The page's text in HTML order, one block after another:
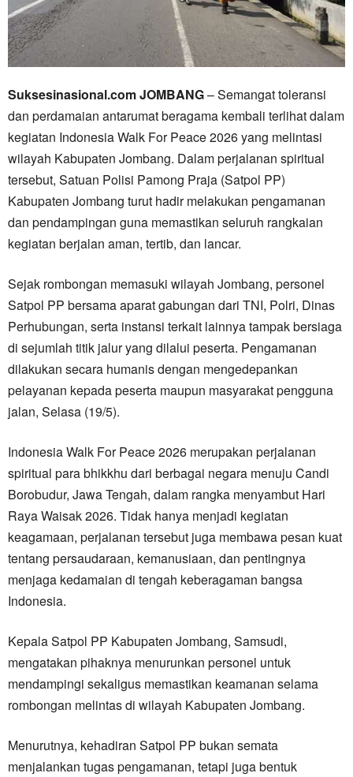
Suksesinasional.com JOMBANG– Semangat toleransi
dan perdamaian antarumat beragama kembali terlihat dalam
kegiatan Indonesia Walk For Peace 2026 yang melintasi
wilayah Kabupaten Jombang. Dalam perjalanan spiritual
tersebut, Satuan Polisi Pamong Praja (Satpol PP)
Kabupaten Jombang turut hadir melakukan pengamanan
dan pendampingan guna memastikan seluruh rangkaian
kegiatan berjalan aman, tertib, dan lancar.
Sejak rombongan memasuki wilayah Jombang, personel
Satpol PP bersama aparat gabungan dari TNI, Polri, Dinas
Perhubungan, serta instansi terkait lainnya tampak bersiaga
di sejumlah titik jalur yang dilalui peserta. Pengamanan
dilakukan secara humanis dengan mengedepankan
pelayanan kepada peserta maupun masyarakat pengguna
jalan, Selasa (19/5).
Indonesia Walk For Peace 2026 merupakan perjalanan
spiritual para bhikkhu dari berbagai negara menuju Candi
Borobudur, Jawa Tengah, dalam rangka menyambut Hari
Raya Waisak 2026. Tidak hanya menjadi kegiatan
keagamaan, perjalanan tersebut juga membawa pesan kuat
tentang persaudaraan, kemanusiaan, dan pentingnya
menjaga kedamaian di tengah keberagaman bangsa
Indonesia.
Kepala Satpol PP Kabupaten Jombang, Samsudi,
mengatakan pihaknya menurunkan personel untuk
mendampingi sekaligus memastikan keamanan selama
rombongan melintas di wilayah Kabupaten Jombang.
Menurutnya, kehadiran Satpol PP bukan semata
menjalankan tugas pengamanan, tetapi juga bentuk